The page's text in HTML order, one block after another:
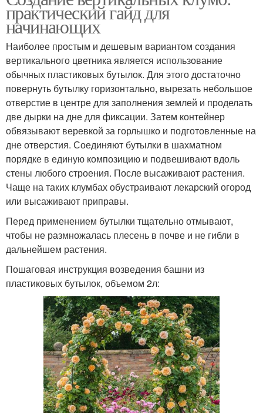
практический гайд для
начинающих
Наиболее простым и дешевым вариантом создания
вертикального цветника является использование
обычных пластиковых бутылок. Для этого достаточно
повернуть бутылку горизонтально, вырезать небольшое
отверстие в центре для заполнения землей и проделать
две дырки на дне для фиксации. Затем контейнер
обвязывают веревкой за горлышко и подготовленные на
дне отверстия. Соединяют бутылки в шахматном
порядке в единую композицию и подвешивают вдоль
стены любого строения. После высаживают растения.
Чаще на таких клумбах обустраивают лекарский огород
или высаживают приправы.
Перед применением бутылки тщательно отмывают,
чтобы не размножалась плесень в почве и не гибли в
дальнейшем растения.
Пошаговая инструкция возведения башни из
пластиковых бутылок, объемом 2л: